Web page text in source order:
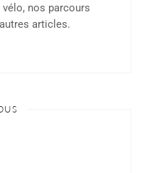
nos parcours
articles.